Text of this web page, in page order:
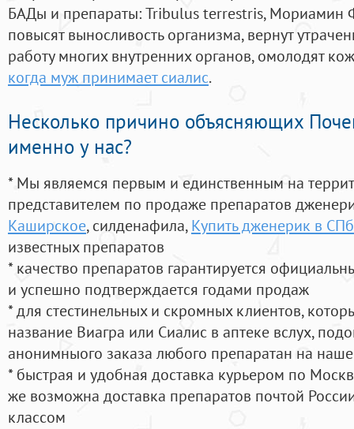
БАДы и препараты:Tribulus terrestris, Мориамин
повысят выносливость организма, вернут
работу многих внутренних органов, омолодят
когда муж принимает сиалис.
Несколько причино объясняющих
именно у нас?
* Мы являемся первым и единственным на
представителем по продаже препаратов
Каширское, силденафила, Купить дженерик в СПб
известных препаратов
* качество препаратов гарантируется
и успешно подтверждается годами продаж
* для стестинельных и скромных клиентов,
название Виагра или Сиалис в аптеке вслух,
анонимныого заказа любого препаратан на
* быстрая и удобная доставка курьером по
же возможна доставка препаратов почтой
классом